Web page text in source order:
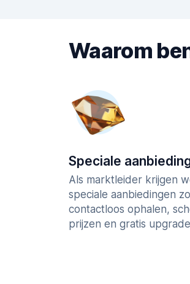
Waarom
Speciale
Als marktleider krijgen
speciale aanbiedingen
contactloos ophalen,
prijzen en gratis